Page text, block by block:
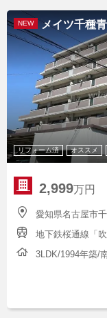
NEW メイツ千種
リフォーム済 オススメ
2,999万円
愛知県名古屋市
地下鉄桜通線「
3LDK/1994年築/